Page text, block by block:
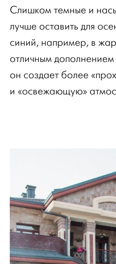
Слишком темные и
лучше оставить для
синий, например, в
отличным дополнением
он создает более
и «освежающую»